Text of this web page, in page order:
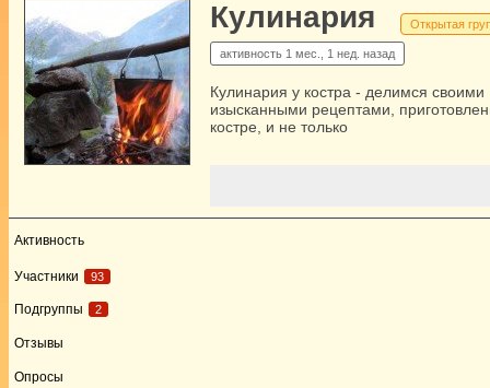
Кулинария Открытая
активность 1 мес., 1 нед. назад
Кулинария у костра - делимся своими
изысканными рецептами,
костре, и не только
Активность
Участники 93
Подгруппы 2
Отзывы
Опросы